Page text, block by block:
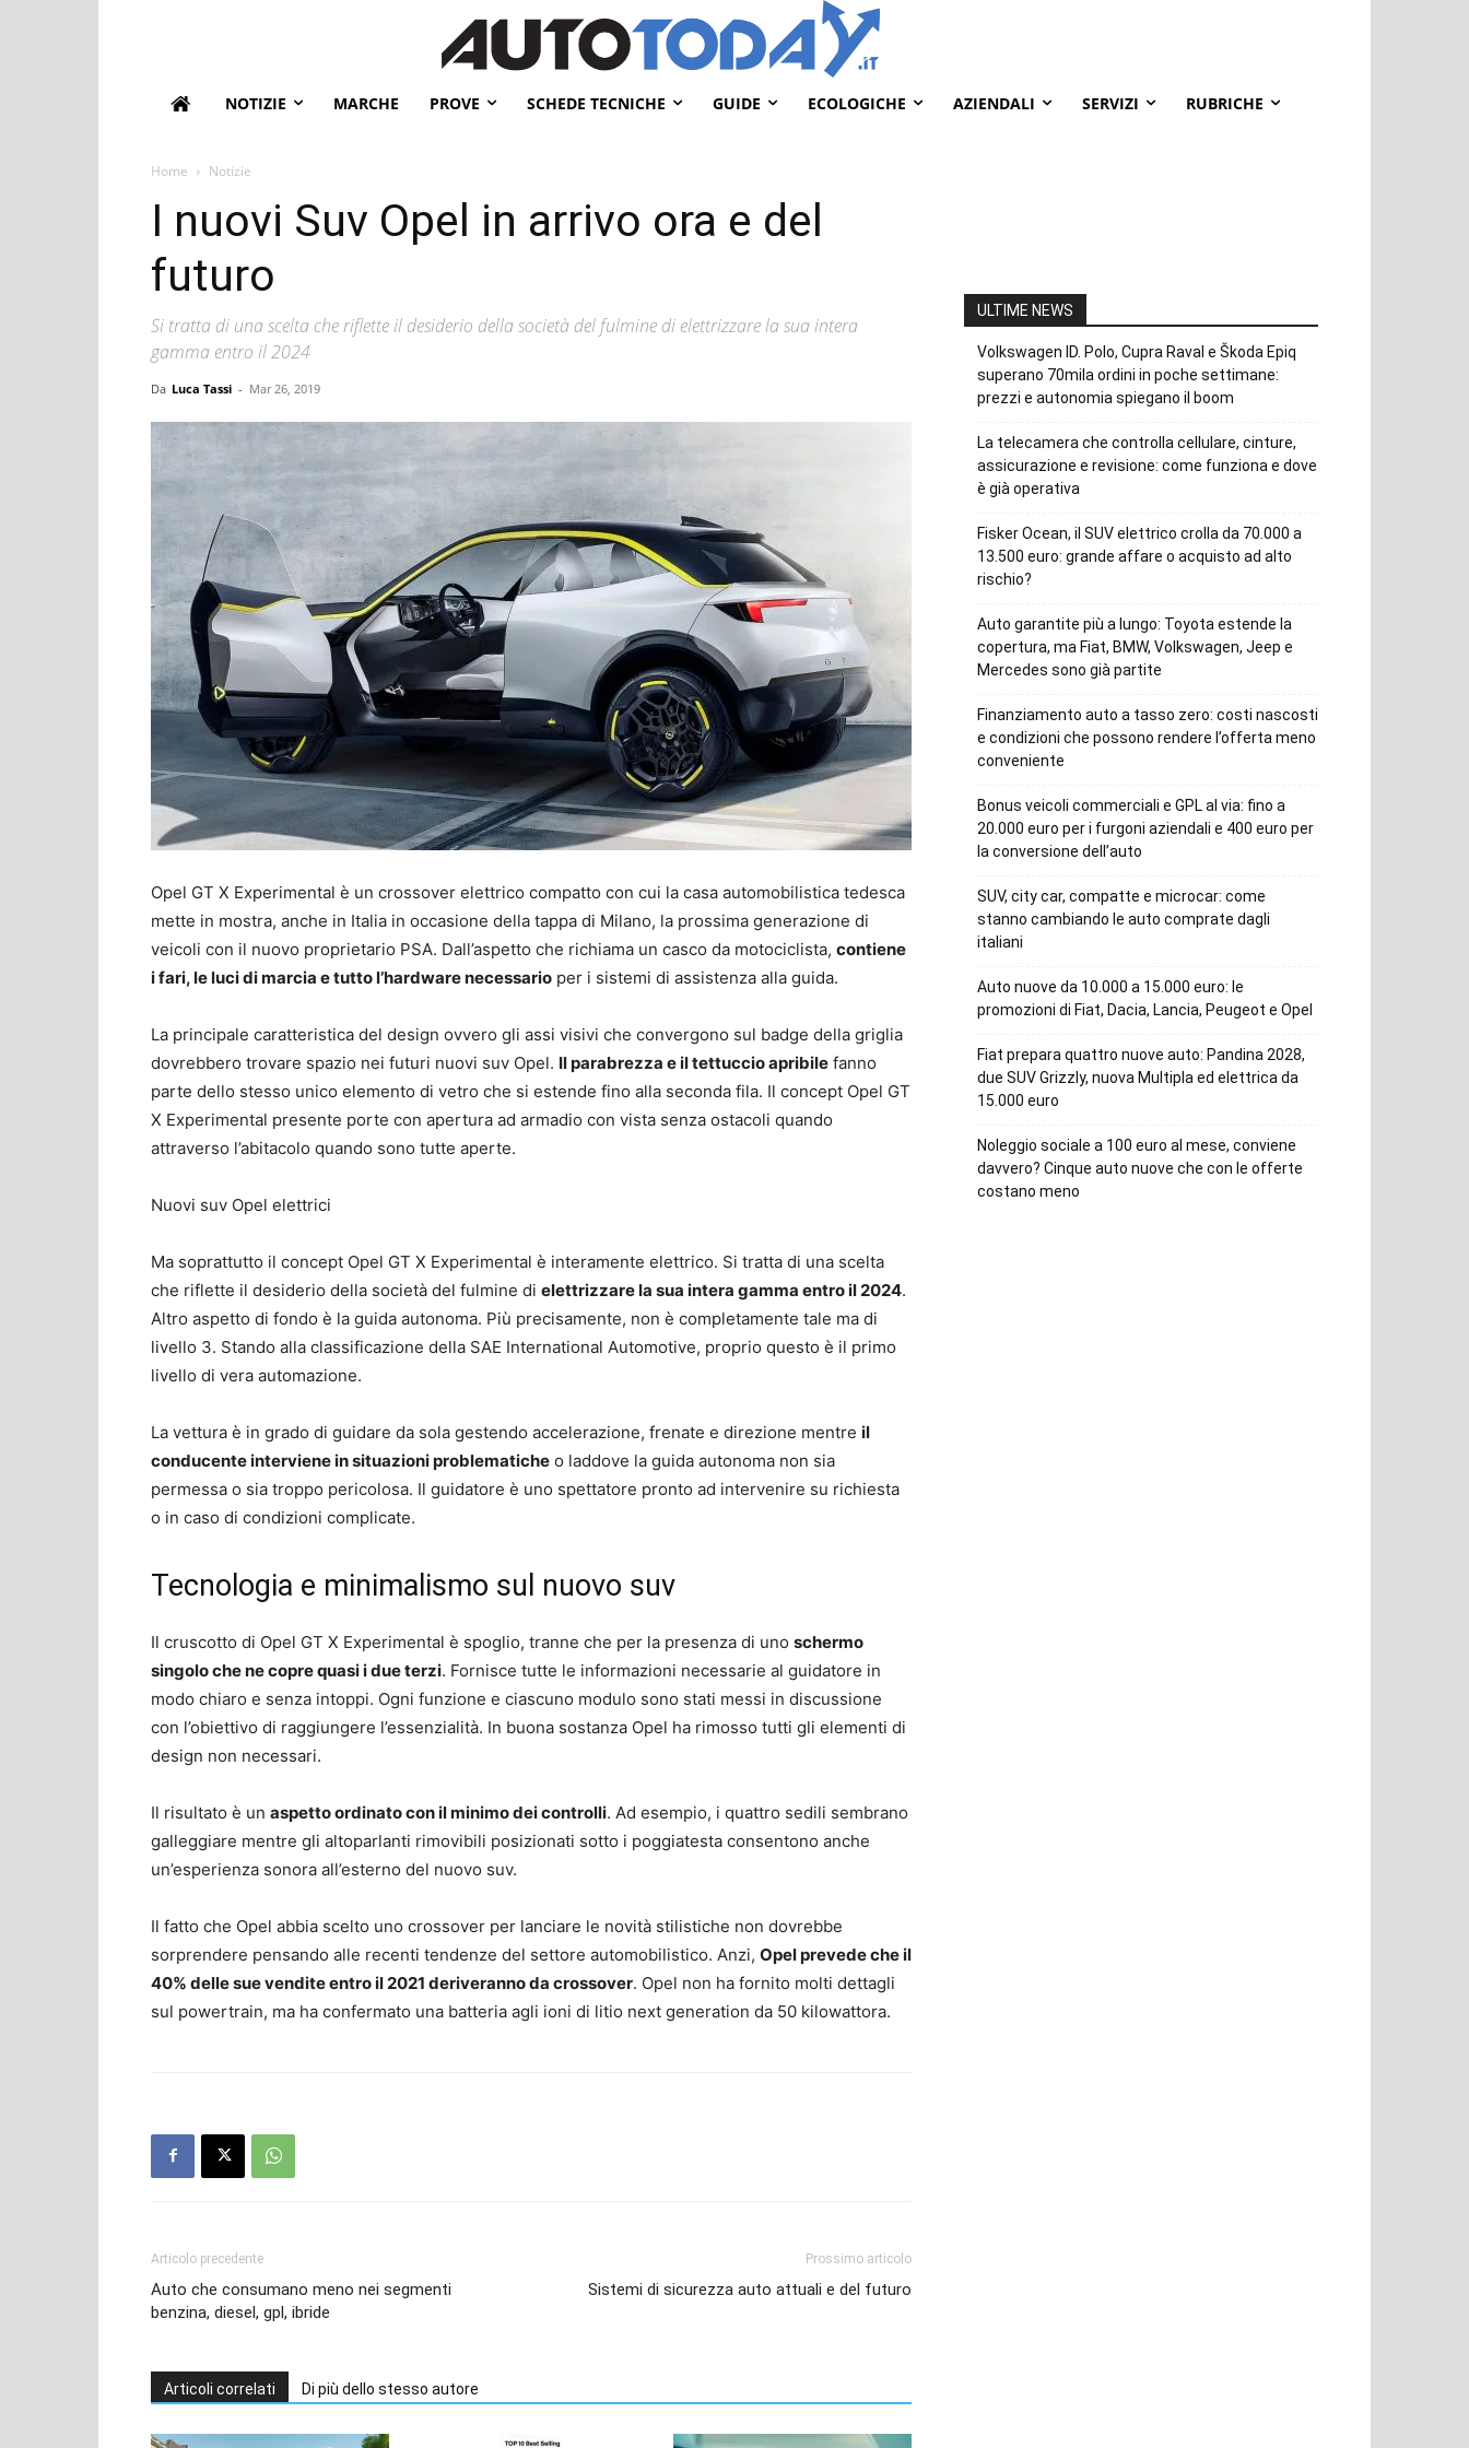
NOTIZIE MARCHE PROVE SCHEDE TECNICHE GUIDE ECOLOGICHE AZIENDALI SERVIZI RUBRICHE
Home Notizie
I nuovi Suv Opel in arrivo ora e del
futuro
Si tratta di una scelta che riflette il desiderio della società del fulmine di elettrizzare la sua intera
gamma entro il 2024
Da Luca Tassi - Mar 26, 2019
Opel GT X Experimental è un crossover elettrico compatto con cui la casa automobilistica tedesca
mette in mostra, anche in Italia in occasione della tappa di Milano, la prossima generazione di
veicoli con il nuovo proprietario PSA. Dall’aspetto che richiama un casco da motociclista, contiene
i fari, le luci di marcia e tutto l’hardware necessario per i sistemi di assistenza alla guida.
La principale caratteristica del design ovvero gli assi visivi che convergono sul badge della griglia
dovrebbero trovare spazio nei futuri nuovi suv Opel. Il parabrezza e il tettuccio apribile fanno
parte dello stesso unico elemento di vetro che si estende fino alla seconda fila. Il concept Opel GT
X Experimental presente porte con apertura ad armadio con vista senza ostacoli quando
attraverso l’abitacolo quando sono tutte aperte.
Nuovi suv Opel elettrici
Ma soprattutto il concept Opel GT X Experimental è interamente elettrico. Si tratta di una scelta
che riflette il desiderio della società del fulmine di elettrizzare la sua intera gamma entro il 2024.
Altro aspetto di fondo è la guida autonoma. Più precisamente, non è completamente tale ma di
livello 3. Stando alla classificazione della SAE International Automotive, proprio questo è il primo
livello di vera automazione.
La vettura è in grado di guidare da sola gestendo accelerazione, frenate e direzione mentre il
conducente interviene in situazioni problematiche o laddove la guida autonoma non sia
permessa o sia troppo pericolosa. Il guidatore è uno spettatore pronto ad intervenire su richiesta
o in caso di condizioni complicate.
Tecnologia e minimalismo sul nuovo suv
Il cruscotto di Opel GT X Experimental è spoglio, tranne che per la presenza di uno schermo
singolo che ne copre quasi i due terzi. Fornisce tutte le informazioni necessarie al guidatore in
modo chiaro e senza intoppi. Ogni funzione e ciascuno modulo sono stati messi in discussione
con l’obiettivo di raggiungere l’essenzialità. In buona sostanza Opel ha rimosso tutti gli elementi di
design non necessari.
Il risultato è un aspetto ordinato con il minimo dei controlli. Ad esempio, i quattro sedili sembrano
galleggiare mentre gli altoparlanti rimovibili posizionati sotto i poggiatesta consentono anche
un’esperienza sonora all’esterno del nuovo suv.
Il fatto che Opel abbia scelto uno crossover per lanciare le novità stilistiche non dovrebbe
sorprendere pensando alle recenti tendenze del settore automobilistico. Anzi, Opel prevede che il
40% delle sue vendite entro il 2021 deriveranno da crossover. Opel non ha fornito molti dettagli
sul powertrain, ma ha confermato una batteria agli ioni di litio next generation da 50 kilowattora.
Articolo precedente
Auto che consumano meno nei segmenti
benzina, diesel, gpl, ibride
Prossimo articolo
Sistemi di sicurezza auto attuali e del futuro
Articoli correlati Di più dello stesso autore
ULTIME NEWS
Volkswagen ID. Polo, Cupra Raval e Škoda Epiq
superano 70mila ordini in poche settimane:
prezzi e autonomia spiegano il boom
La telecamera che controlla cellulare, cinture,
assicurazione e revisione: come funziona e dove
è già operativa
Fisker Ocean, il SUV elettrico crolla da 70.000 a
13.500 euro: grande affare o acquisto ad alto
rischio?
Auto garantite più a lungo: Toyota estende la
copertura, ma Fiat, BMW, Volkswagen, Jeep e
Mercedes sono già partite
Finanziamento auto a tasso zero: costi nascosti
e condizioni che possono rendere l’offerta meno
conveniente
Bonus veicoli commerciali e GPL al via: fino a
20.000 euro per i furgoni aziendali e 400 euro per
la conversione dell’auto
SUV, city car, compatte e microcar: come
stanno cambiando le auto comprate dagli
italiani
Auto nuove da 10.000 a 15.000 euro: le
promozioni di Fiat, Dacia, Lancia, Peugeot e Opel
Fiat prepara quattro nuove auto: Pandina 2028,
due SUV Grizzly, nuova Multipla ed elettrica da
15.000 euro
Noleggio sociale a 100 euro al mese, conviene
davvero? Cinque auto nuove che con le offerte
costano meno